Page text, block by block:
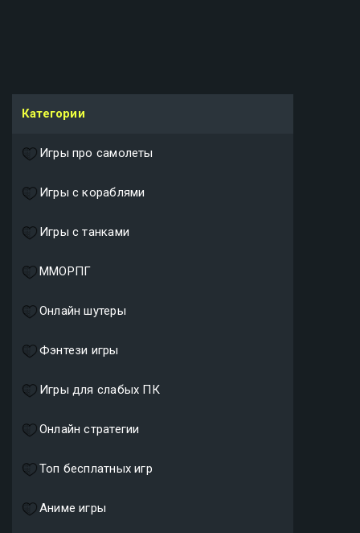
Категории
Игры про самолеты
Игры с кораблями
Игры с танками
ММОРПГ
Онлайн шутеры
Фэнтези игры
Игры для слабых ПК
Онлайн стратегии
Топ бесплатных игр
Аниме игры